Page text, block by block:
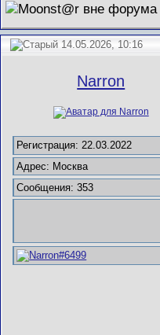
14.05.2026, 10:16
Narron
Регистрация: 22.03.2022
Адрес: Москва
Сообщения: 353